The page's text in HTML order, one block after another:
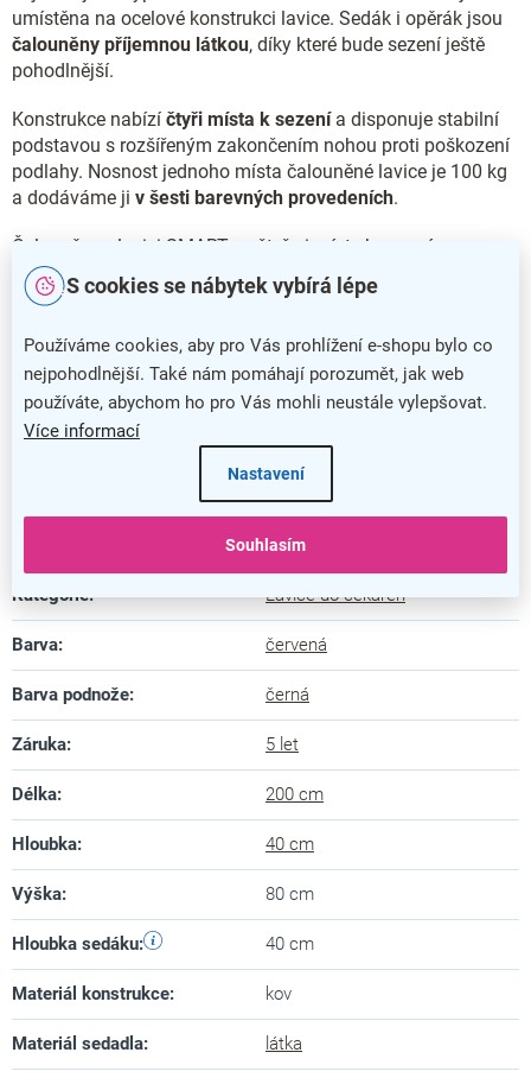
S cookies se nábytek vybírá lépe
Používáme cookies, aby pro Vás prohlížení e-shopu bylo co
nejpohodlnější. Také nám pomáhají porozumět, jak web
používáte, abychom ho pro Vás mohli neustále vylepšovat.
Více informací
Nastavení
Souhlasím
umístěna na ocelové konstrukci lavice. Sedák i opěrák jsou
čalouněny příjemnou látkou, díky které bude sezení ještě
pohodlnější.
Konstrukce nabízí čtyři místa k sezenía disponuje stabilní
podstavou s rozšířeným zakončením nohou proti poškození
podlahy. Nosnost jednoho místa čalouněné lavice je 100 kg
a dodáváme ji v šesti barevných provedeních.
Čalouněnou lavici SMART se čtyřmi místy k sezení
dodáváme také
v provedení s chromovanými nohami
Čalouněná lavice SMART nabízí široké spektrum využití
Stabilní konstrukce poskytuje čtyři místa k sezení
Pohodlí a příjemný vzhled zajistí čalounění látkou
Nosnost jednoho místa je 100 kg
Doplňkové parametry
Kategorie: Lavice do čekáren
Barva: červená
Barva podnože: černá
Záruka: 5 let
Délka: 200 cm
Hloubka: 40 cm
Výška: 80 cm
Hloubka sedáku: 40 cm
Materiál konstrukce: kov
Materiál sedadla: látka